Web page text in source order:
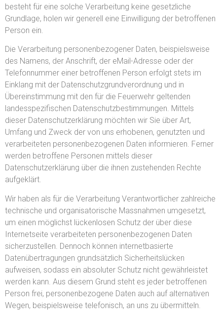
besteht für eine solche Verarbeitung keine gesetzliche
Grundlage, holen wir generell eine Einwilligung der betroffenen
Person ein.
Die Verarbeitung personenbezogener Daten, beispielsweise
des Namens, der Anschrift, der eMail-Adresse oder der
Telefonnummer einer betroffenen Person erfolgt stets im
Einklang mit der Datenschutzgrundverordnung und in
Übereinstimmung mit den für die Feuerwehr geltenden
landesspezifischen Datenschutzbestimmungen. Mittels
dieser Datenschutzerklärung möchten wir Sie über Art,
Umfang und Zweck der von uns erhobenen, genutzten und
verarbeiteten personenbezogenen Daten informieren. Ferner
werden betroffene Personen mittels dieser
Datenschutzerklärung über die ihnen zustehenden Rechte
aufgeklärt.
Wir haben als für die Verarbeitung Verantwortlicher zahlreiche
technische und organisatorische Massnahmen umgesetzt,
um einen möglichst lückenlosen Schutz der über diese
Internetseite verarbeiteten personenbezogenen Daten
sicherzustellen. Dennoch können internetbasierte
Datenübertragungen grundsätzlich Sicherheitslücken
aufweisen, sodass ein absoluter Schutz nicht gewährleistet
werden kann. Aus diesem Grund steht es jeder betroffenen
Person frei, personenbezogene Daten auch auf alternativen
Wegen, beispielsweise telefonisch, an uns zu übermitteln.